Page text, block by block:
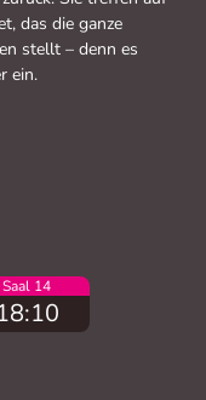
das die ganze
stellt – denn es
ein.
Saal 14